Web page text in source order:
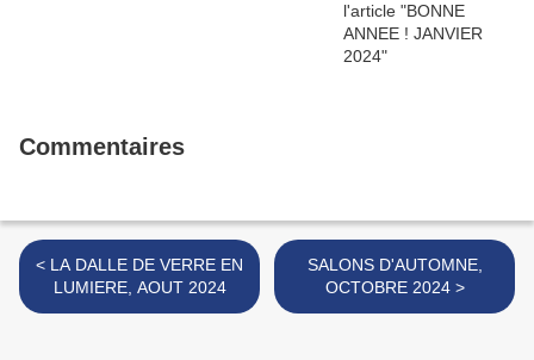
Commentaires
< LA DALLE DE VERRE EN
LUMIERE, AOUT 2024
SALONS D'AUTOMNE,
OCTOBRE 2024 >